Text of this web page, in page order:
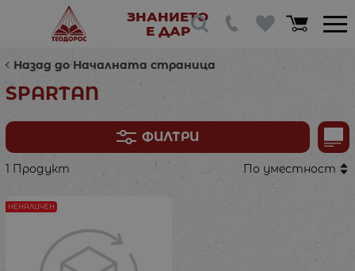
ЗНАНИЕТО
Е ДАР
Назад до Началната страница
SPARTAN
ФИЛТРИ
1 Продукт По уместност
НЕНАЛИЧЕН